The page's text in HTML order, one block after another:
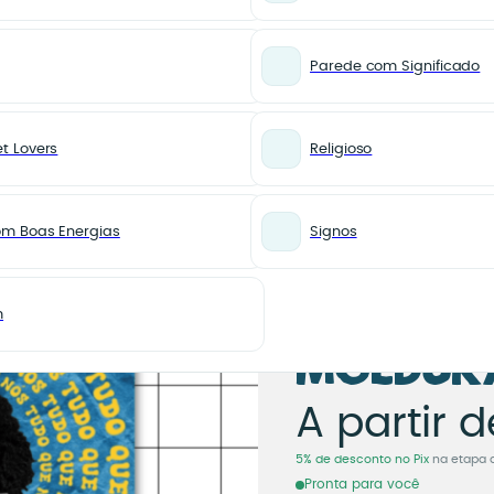
Parede com Significado
Lovers Religioso
Boas Energias Signos
Dupla face ou Moldura
Emicida
A partir
5% de desconto no Pix na etapa
Pronta para você